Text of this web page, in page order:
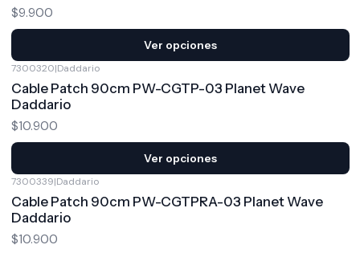
$9.900
Ver opciones
7300320|Daddario
Cable Patch 90cm PW-CGTP-03 Planet Wave
Daddario
$10.900
Ver opciones
7300339|Daddario
Cable Patch 90cm PW-CGTPRA-03 Planet Wave
Daddario
$10.900